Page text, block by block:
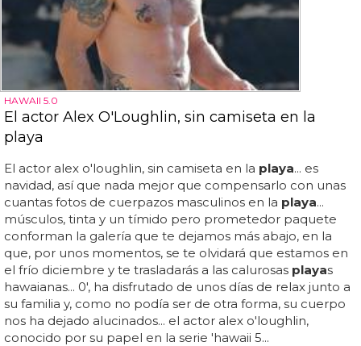
HAWAII 5.0
El actor Alex O'Loughlin, sin camiseta en la
playa
El actor alex o'loughlin, sin camiseta en la playa... es
navidad, así que nada mejor que compensarlo con unas
cuantas fotos de cuerpazos masculinos en la playa...
músculos, tinta y un tímido pero prometedor paquete
conforman la galería que te dejamos más abajo, en la
que, por unos momentos, se te olvidará que estamos en
el frío diciembre y te trasladarás a las calurosas playas
hawaianas... 0', ha disfrutado de unos días de relax junto a
su familia y, como no podía ser de otra forma, su cuerpo
nos ha dejado alucinados... el actor alex o'loughlin,
conocido por su papel en la serie 'hawaii 5...